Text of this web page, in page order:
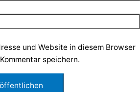
und Website in diesem Browser
speichern.